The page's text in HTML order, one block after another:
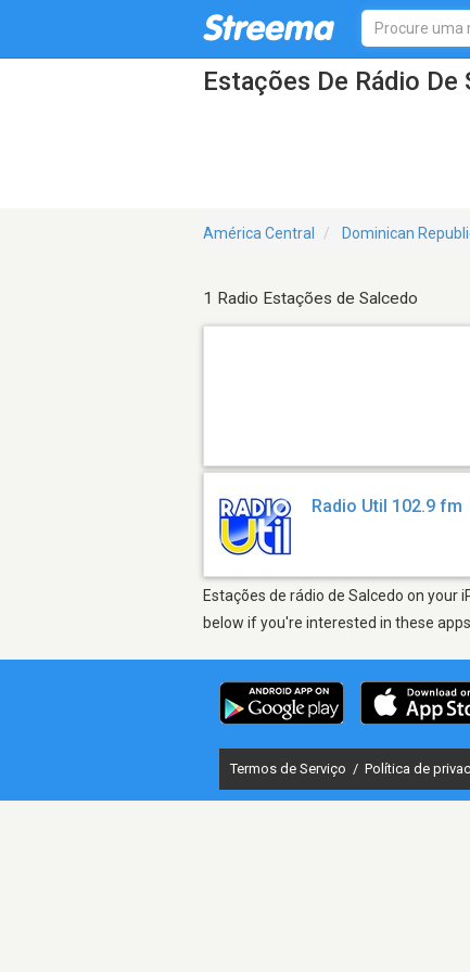
Estações De Rádio De
América Central Dominican
1 Radio Estações de Salcedo
Radio Util 102.9 fm
Estações de rádio de Salcedo on your
below if you're interested in these
Termos de Serviço / Política de